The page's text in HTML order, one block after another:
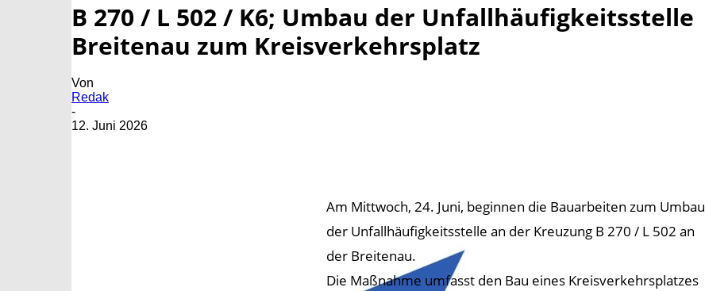
B 270 / L 502 / K6; Umbau der Unfallhäufigkeitsstelle
Breitenau zum Kreisverkehrsplatz
Von
Redak
-
12. Juni 2026
Am Mittwoch, 24. Juni, beginnen die Bauarbeiten zum Umbau
der Unfallhäufigkeitsstelle an der Kreuzung B 270 / L 502 an
der Breitenau.
Die Maßnahme umfasst den Bau eines Kreisverkehrsplatzes